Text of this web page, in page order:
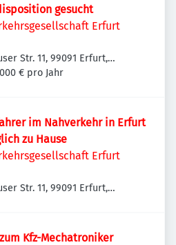
gesucht
Erfurt
Str. 11, 99091 Erfurt,
€ pro Jahr
im Nahverkehr in Erfurt
zu Hause
Erfurt
Str. 11, 99091 Erfurt,
Kfz-Mechatroniker